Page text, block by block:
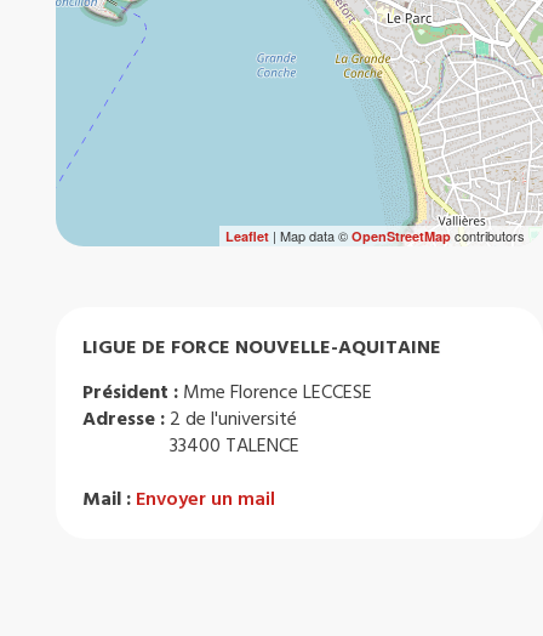
Leaflet| Map data © OpenStreetMapcontributors
LIGUE DE FORCE NOUVELLE-AQUITAINE
Président : Mme Florence LECCESE
Adresse : 2 de l'université
33400 TALENCE
Mail : Envoyer un mail